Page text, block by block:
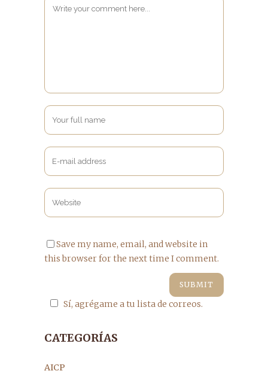
Save my name, email, and website in
this browser for the next time I comment.
Sí, agrégame a tu lista de correos.
CATEGORÍAS
AICP